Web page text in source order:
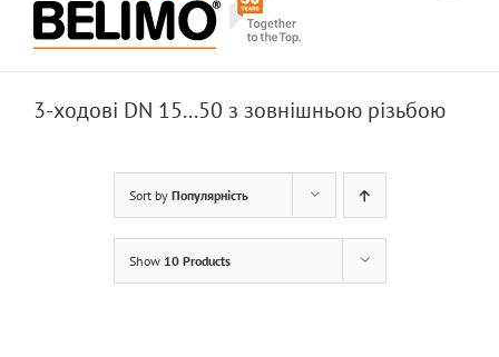
3-ходові DN 15...50 з зовнішньою різьбою
Sort by Популярність
Show 10 Products